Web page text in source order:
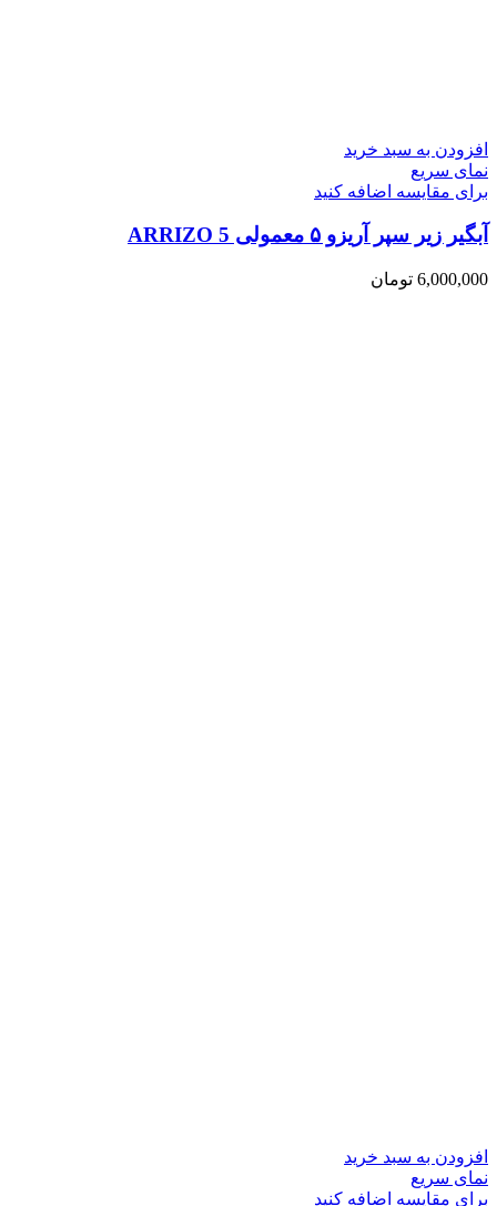
افزودن به سبد خرید
نمای سریع
برای مقایسه اضافه کنید
آبگیر زیر سپر آریزو ۵ معمولی ARRIZO 5
6,000,000 تومان
افزودن به سبد خرید
نمای سریع
برای مقایسه اضافه کنید